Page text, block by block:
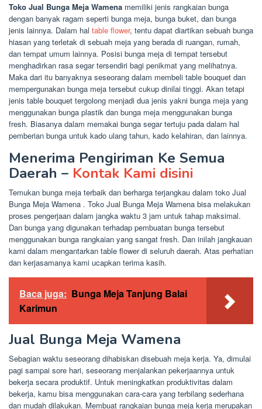
Toko Jual Bunga Meja Wamena memiliki jenis rangkaian bunga
dengan banyak ragam seperti bunga meja, bunga buket, dan bunga
jenis lainnya. Dalam hal table flower, tentu dapat diartikan sebuah bunga
hiasan yang terletak di sebuah meja yang berada di ruangan, rumah,
dan tempat umum lainnya. Posisi bunga meja di tempat tersebut
menghadirkan rasa segar tersendiri bagi penikmat yang melihatnya.
Maka dari itu banyaknya seseorang dalam membeli table bouquet dan
mempergunakan bunga meja tersebut cukup dinilai tinggi. Akan tetapi
jenis table bouquet tergolong menjadi dua jenis yakni bunga meja yang
menggunakan bunga plastik dan bunga meja menggunakan bunga
fresh. Biasanya dalam memakai bunga segar tertuju pada dalam hal
pemberian bunga untuk kado ulang tahun, kado kelahiran, dan lainnya.
Menerima Pengiriman Ke Semua
Daerah – Kontak Kami disini
Temukan bunga meja terbaik dan berharga terjangkau dalam toko Jual
Bunga Meja Wamena . Toko Jual Bunga Meja Wamena bisa melakukan
proses pengerjaan dalam jangka waktu 3 jam untuk tahap maksimal.
Dan bunga yang digunakan terhadap pembuatan bunga tersebut
menggunakan bunga rangkaian yang sangat fresh. Dan inilah jangkauan
kami dalam mengantarkan table flower di seluruh daerah. Atas perhatian
dan kerjasamanya kami ucapkan terima kasih.
Baca juga: Bunga Meja Tanjung Balai
Karimun
Jual Bunga Meja Wamena
Sebagian waktu seseorang dihabiskan disebuah meja kerja. Ya, dimulai
pagi sampai sore hari, seseorang menjalankan pekerjaannya untuk
bekerja secara produktif. Untuk meningkatkan produktivitas dalam
bekerja, kamu bisa menggunakan cara-cara yang terbilang sederhana
dan mudah dilakukan. Membuat rangkaian bunga meja kerja merupakan